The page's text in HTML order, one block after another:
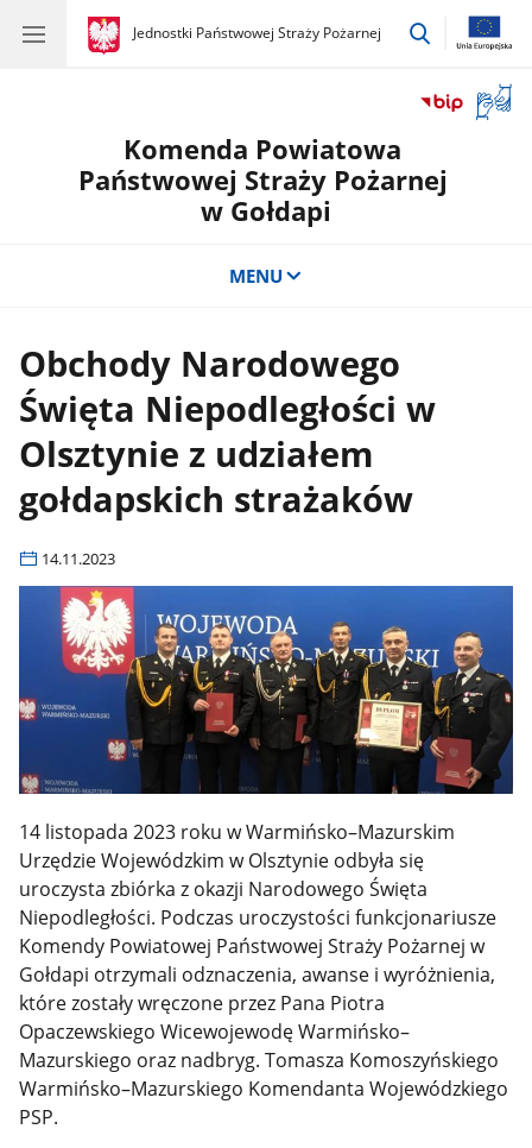
gov.pl
Jednostki Państwowej Straży Pożarnej
gov.pl
Jednostki
przejdź
okno
Komenda Powiatowa
Państwowej Straży Pożarnej
w Gołdapi
MENU
Obchody Narodowego
Święta Niepodległości w
Olsztynie z udziałem
gołdapskich strażaków
14.11.2023
14 listopada 2023 roku w Warmińsko–Mazurskim
Urzędzie Wojewódzkim w Olsztynie odbyła się
uroczysta zbiórka z okazji Narodowego Święta
Niepodległości. Podczas uroczystości funkcjonariusze
Komendy Powiatowej Państwowej Straży Pożarnej w
Gołdapi otrzymali odznaczenia, awanse i wyróżnienia,
które zostały wręczone przez Pana Piotra
Opaczewskiego Wicewojewodę Warmińsko–
Mazurskiego oraz nadbryg. Tomasza Komoszyńskiego
Warmińsko–Mazurskiego Komendanta Wojewódzkiego
PSP.